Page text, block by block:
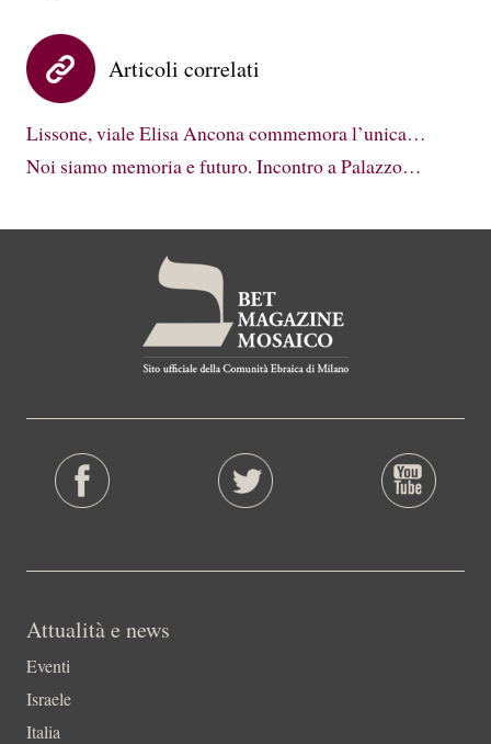
Articoli correlati
Lissone, viale Elisa Ancona commemora l’unica…
Noi siamo memoria e futuro. Incontro a Palazzo…
Attualità e news
Eventi
Israele
Italia